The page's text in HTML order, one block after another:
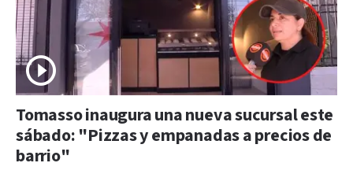
Tomasso inaugura una nueva sucursal este
sábado: "Pizzas y empanadas a precios de
barrio"